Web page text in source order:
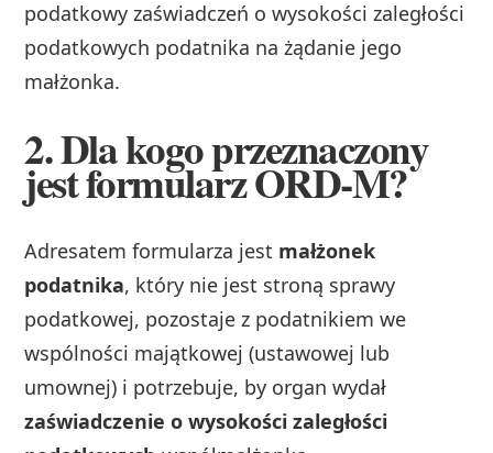
podatkowy zaświadczeń o wysokości zaległości
podatkowych podatnika na żądanie jego
małżonka.
2. Dla kogo przeznaczony
jest formularz ORD‑M?
Adresatem formularza jest małżonek
podatnika, który nie jest stroną sprawy
podatkowej, pozostaje z podatnikiem we
wspólności majątkowej (ustawowej lub
umownej) i potrzebuje, by organ wydał
zaświadczenie o wysokości zaległości